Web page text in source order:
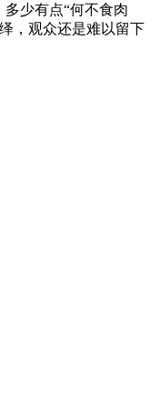
少有点“何不食肉
，观众还是难以留下